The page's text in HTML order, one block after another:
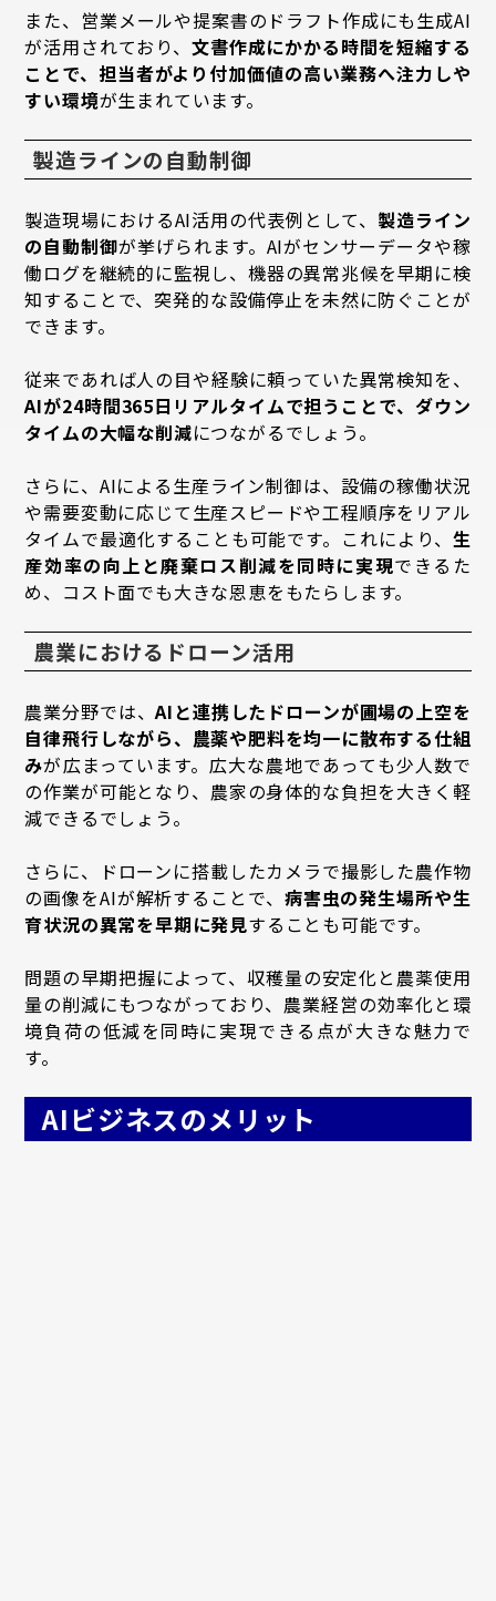
また、営業メールや提案書のドラフト作成にも生成AI
が活用されており、 文書作成にかかる時間を短縮する
ことで、担当者がより付加価値の高い業務へ注力しや
すい環境が生まれています。
製造ラインの自動制御
製造現場におけるAI活用の代表例として、 製造ライン
の自動制御が挙げられます。AIがセンサーデータや稼
働ログを継続的に監視し、機器の異常兆候を早期に検
知することで、突発的な設備停止を未然に防ぐことが
できます。
従来であれば人の目や経験に頼っていた異常検知を、
AIが24時間365日リアルタイムで担うことで、ダウン
タイムの大幅な削減につながるでしょう。
さらに、AIによる生産ライン制御は、設備の稼働状況
や需要変動に応じて生産スピードや工程順序をリアル
タイムで最適化することも可能です。これにより、 生
産効率の向上と廃棄ロス削減を同時に実現できるた
め、コスト面でも大きな恩恵をもたらします。
農業におけるドローン活用
農業分野では、AIと連携したドローンが圃場の上空を
自律飛行しながら、農薬や肥料を均一に散布する仕組
みが広まっています。広大な農地であっても少人数で
の作業が可能となり、農家の身体的な負担を大きく軽
減できるでしょう。
さらに、ドローンに搭載したカメラで撮影した農作物
の画像をAIが解析することで、 病害虫の発生場所や生
育状況の異常を早期に発見することも可能です。
問題の早期把握によって、収穫量の安定化と農薬使用
量の削減にもつながっており、農業経営の効率化と環
境負荷の低減を同時に実現できる点が大きな魅力で
す。
AIビジネスのメリット